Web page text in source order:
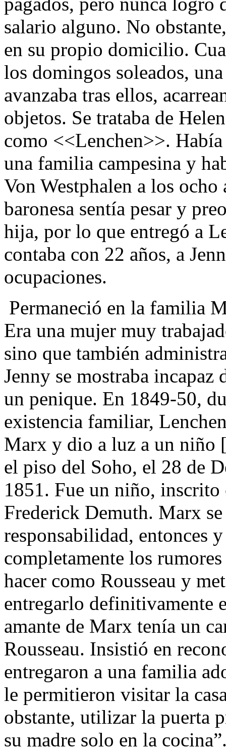
salario alguno. No
en su propio domicilio.
los domingos soleados,
avanzaba tras ellos,
objetos. Se trataba de
como <<Lenchen>>.
una familia campesina y
Von Westphalen a los
baronesa sentía pesar y
hija, por lo que entregó a
contaba con 22 años, a
ocupaciones.
Permaneció en la familia
Era una mujer muy
sino que también
Jenny se mostraba
un penique. En 1849-50,
existencia familiar,
Marx y dio a luz a un
el piso del Soho, el 28 de
1851. Fue un niño,
Frederick Demuth. Marx
responsabilidad, entonces
completamente los
hacer como Rousseau y
entregarlo definitivamente
amante de Marx tenía un
Rousseau. Insistió en
entregaron a una familia
le permitieron visitar la
obstante, utilizar la puerta
su madre solo en la